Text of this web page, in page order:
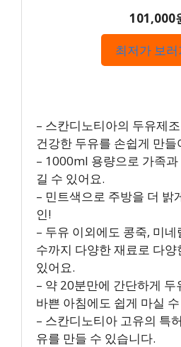
101,000
최저가 보러
– 스칸디노티아의 두유제
건강한 두유를 손쉽게 만들
– 1000ml 용량으로 가족
길 수 있어요.
– 민트색으로 주방을 더 밝
인!
– 두유 이외에도 콩죽, 미
수까지 다양한 재료로 다
있어요.
– 약 20분만에 간단하게 두
바쁜 아침에도 쉽게 마실
– 스칸디노티아 고유의 특
유를 만들 수 있습니다.